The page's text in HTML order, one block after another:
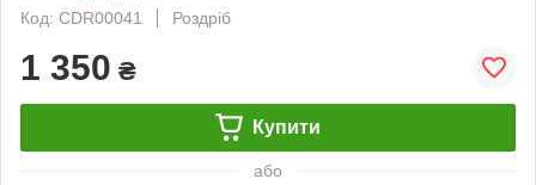
Код: CDR00041
Роздріб
1 350 ₴
Купити
або